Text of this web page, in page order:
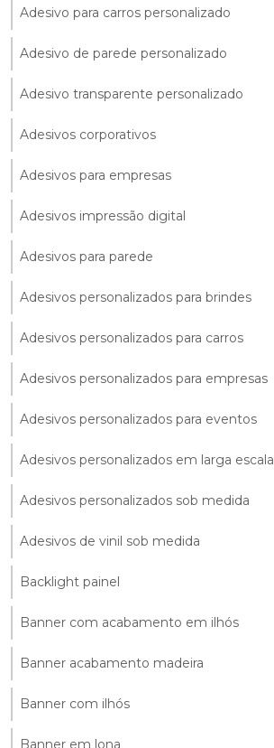
Adesivo para carros personalizado
Adesivo de parede personalizado
Adesivo transparente personalizado
Adesivos corporativos
Adesivos para empresas
Adesivos impressão digital
Adesivos para parede
Adesivos personalizados para brindes
Adesivos personalizados para carros
Adesivos personalizados para empresas
Adesivos personalizados para eventos
Adesivos personalizados em larga escala
Adesivos personalizados sob medida
Adesivos de vinil sob medida
Backlight painel
Banner com acabamento em ilhós
Banner acabamento madeira
Banner com ilhós
Banner em lona